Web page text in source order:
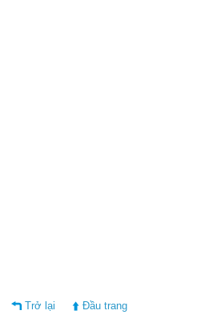
Trở lại Đầu trang